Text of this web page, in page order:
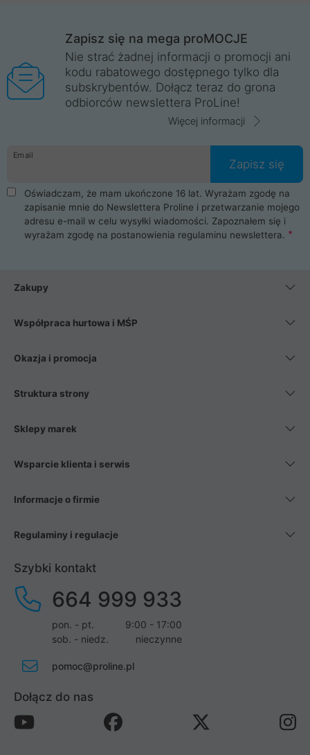
Wrocław, Poznań, Legnica, Katowice, Gliwice, Kalisz, Bytom,
Trzebnica, Opole. Szybka i profesjonalna obsługa!
ProLine to polska firma ze 100% polskim kapitałem. Działamy
legalnie i płacimy podatki w naszym kraju! Posiadamy siedzibę
główną w Mirkowie oraz salony na terenie kraju. Cała
komunikacja ze sklepem komputerowym ProLine jest
danych osobowych. Dlatego zakup notebooka albo laptopa w
ProLine to czysta przyjemność i pełne bezpieczeństwo.
Zaopatrzysz się u nas w akcesoria i części komputerowe
takie jak procesory, karty graficzne, płyty główne, pamięci,
dyski SSD, M.2 oraz HDD. Nasi pracownicy pomogą Ci wybrać
najlepszy zasilacz komputerowy oraz obudowę do komputera.
Poza komputerami mamy również najlepsze na rynku
Smartfony takich producentów jak Xiaomi, Apple, Samsung i
wentylatory. Na koniec mając już to wszystko, możesz
Zapisz się na mega proMOCJE
Nie strać żadnej informacji o promocji ani
kodu rabatowego dostępnego tylko dla
subskrybentów. Dołącz teraz do grona
odbiorców newslettera ProLine!
Więcej informacji
Email
Zapisz się
Oświadczam, że mam ukończone 16 lat. Wyrażam zgodę na
zapisanie mnie do Newslettera Proline i przetwarzanie mojego
adresu e-mail w celu wysyłki wiadomości. Zapoznałem się i
wyrażam zgodę na postanowienia regulaminu newslettera.
Zakupy
Współpraca hurtowa i MŚP
Okazja i promocja
Struktura strony
Sklepy marek
Wsparcie klienta i serwis
Informacje o firmie
Regulaminy i regulacje
Szybki kontakt
664 999 933
pon. - pt.
9:00 - 17:00
sob. - niedz.
nieczynne
pomoc@proline.pl
Dołącz do nas